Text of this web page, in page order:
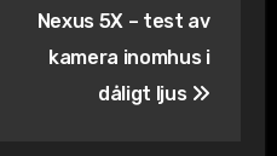
Nexus 5X – test av
kamera inomhus i
dåligt ljus